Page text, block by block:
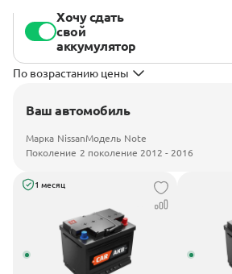
Хочу сдать
свой
аккумулятор
По возрастанию цены
Ваш автомобиль
Марка NissanМодель Note
Поколение 2 поколение 2012 - 2016
1 месяц